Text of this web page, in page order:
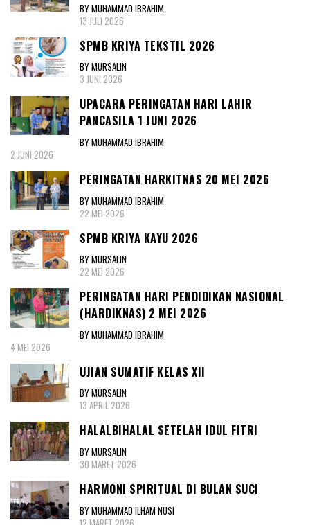
BY MUHAMMAD IBRAHIM
13 JULI 2026
SPMB KRIYA TEKSTIL 2026
BY MURSALIN
3 JUNI 2026
UPACARA PERINGATAN HARI LAHIR
PANCASILA 1 JUNI 2026
BY MUHAMMAD IBRAHIM
2 JUNI 2026
PERINGATAN HARKITNAS 20 MEI 2026
BY MUHAMMAD IBRAHIM
22 MEI 2026
SPMB KRIYA KAYU 2026
BY MURSALIN
22 MEI 2026
PERINGATAN HARI PENDIDIKAN NASIONAL
(HARDIKNAS) 2 MEI 2026
BY MUHAMMAD IBRAHIM
4 MEI 2026
UJIAN SUMATIF KELAS XII
BY MURSALIN
13 APRIL 2026
HALALBIHALAL SETELAH IDUL FITRI
BY MURSALIN
30 MARET 2026
HARMONI SPIRITUAL DI BULAN SUCI
BY MUHAMMAD ILHAM NUSI